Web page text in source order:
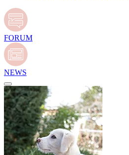
FORUM
NEWS